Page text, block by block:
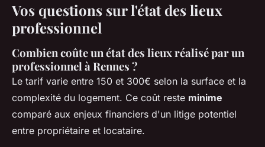
Vos questions sur l'état des lieux
professionnel
Combien coûte un état des lieux réalisé par un
professionnel à Rennes ?
Le tarif varie entre 150 et 300€ selon la surface et la
complexité du logement. Ce coût reste minime
comparé aux enjeux financiers d'un litige potentiel
entre propriétaire et locataire.